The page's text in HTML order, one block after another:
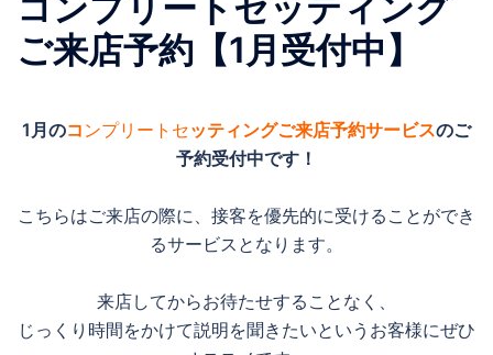
ー
ご来店予約【1月受付中】
1月のコ ンプリートセッティングご来店予約サービスのご
予約受付中です！
こちらはご来店の際に、接客を優先的に受けることができ
るサービスとなります。
来店してからお待たせすることなく、
じっくり時間をかけて説明を聞きたいというお客様にぜひ